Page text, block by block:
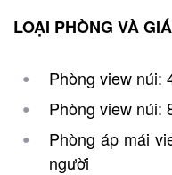
LOẠI PHÒNG VÀ
Phòng view núi:
Phòng view núi:
Phòng áp mái
người